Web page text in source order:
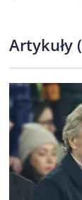
Artykuły (